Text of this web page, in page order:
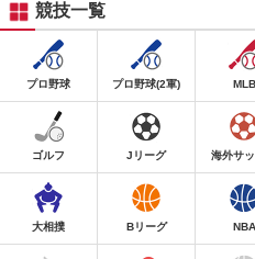
競技一覧
プロ野球 プロ野球(2軍) MLB
ゴルフ Jリーグ 海外サ
大相撲 Bリーグ NBA